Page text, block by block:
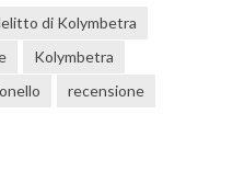
di Kolymbetra
Kolymbetra
recensione